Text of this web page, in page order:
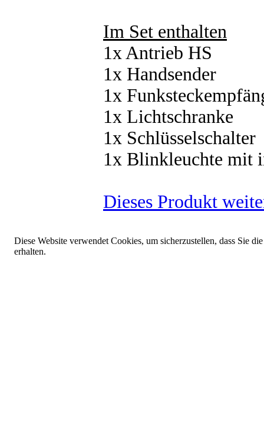
Im Set enthalten
1x Antrieb HS
1x Handsender
1x
1x Lichtschranke
1x Schlüsselschalter
1x Blinkleuchte mit
Dieses Produkt
Diese Website verwendet Cookies, um sicherzustellen, dass Sie
erhalten.